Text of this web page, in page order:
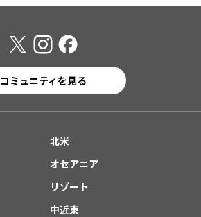
コミュニティを見る
北米
オセアニア
リゾート
中近東